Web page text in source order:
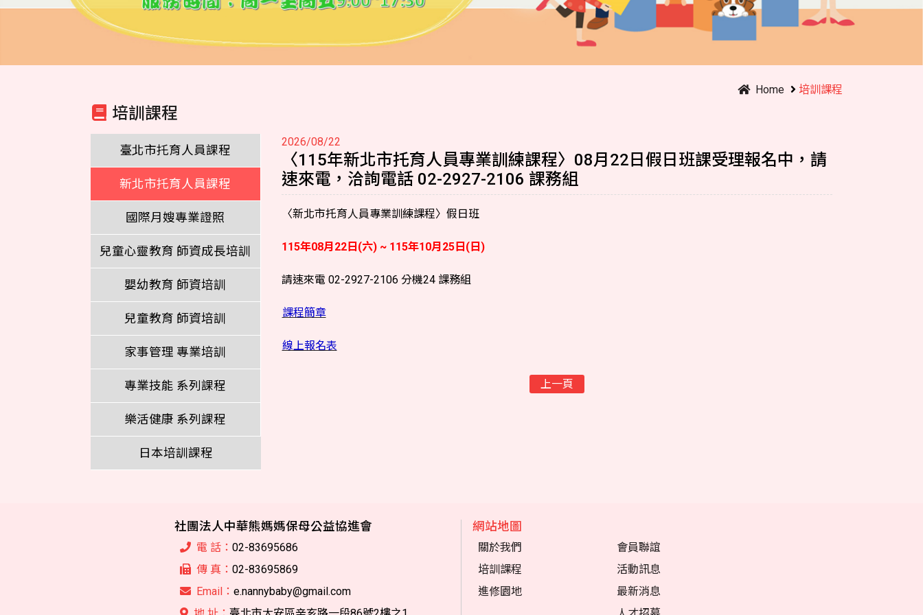
Home 培訓課程
培訓課程
臺北市托育人員課程
新北市托育人員課程
國際月嫂專業證照
兒童心靈教育 師資成長培訓
嬰幼教育 師資培訓
兒童教育 師資培訓
家事管理 專業培訓
專業技能 系列課程
樂活健康 系列課程
日本培訓課程
2026/08/22
〈115年新北市托育人員專業訓練課程〉08月22日假日班課受理報名中，請
速來電，洽詢電話 02-2927-2106 課務組
〈新北市托育人員專業訓練課程〉假日班
115年08月22日(六) ~ ​115年10月25日(日)
請速來電 02-2927-2106 分機24 課務組
課程簡章
線上報名表
上一頁
社團法人中華熊媽媽保母公益協進會
電 話： 02-83695686
傳 真： 02-83695869
Email： e.nannybaby@gmail.com
網站地圖
關於我們
培訓課程
進修園地
會員聯誼
活動訊息
最新消息